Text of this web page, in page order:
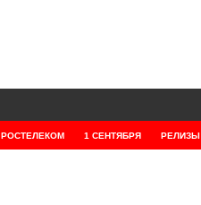
РОСТЕЛЕКОМ 1 СЕНТЯБРЯ РЕЛИЗЫ